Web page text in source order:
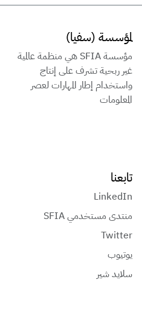
لمؤسسة (سفيا)
مؤسسة SFIA هي منظمة عالمية
غير ربحية تشرف على إنتاج
واستخدام إطار المهارات لعصر
المعلومات
تابعنا
LinkedIn
منتدى مستخدمي SFIA
Twitter
يوتيوب
سلايد شير